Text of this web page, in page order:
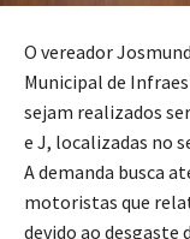
O vereador
Municipal de
sejam realizados
e J, localizadas no
A demanda busca
motoristas que
devido ao desgaste